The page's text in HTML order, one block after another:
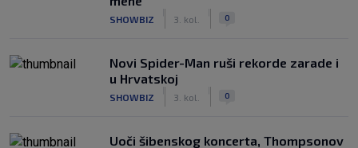
SHOWBIZ 3. kol. 0
Novi Spider-Man ruši rekorde zarade i
u Hrvatskoj
SHOWBIZ 3. kol. 0
Uoči šibenskog koncerta, Thompsonov